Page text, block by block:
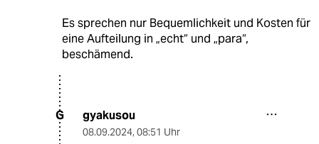
Es sprechen nur Bequemlichkeit und Kosten für
eine Aufteilung in „echt“ und „para“,
beschämend.
G gyakusou
08.09.2024, 08:51 Uhr